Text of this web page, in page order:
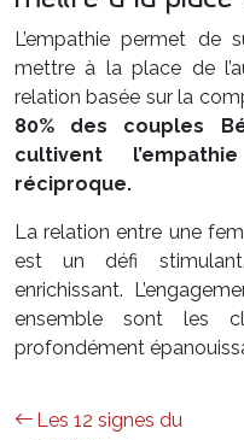
L’empathie permet de
mettre à la place de
relation basée sur la
80% des couples
cultivent
réciproque.
La relation entre une
est un défi
enrichissant.
ensemble sont les
profondément
Les 12 signes du